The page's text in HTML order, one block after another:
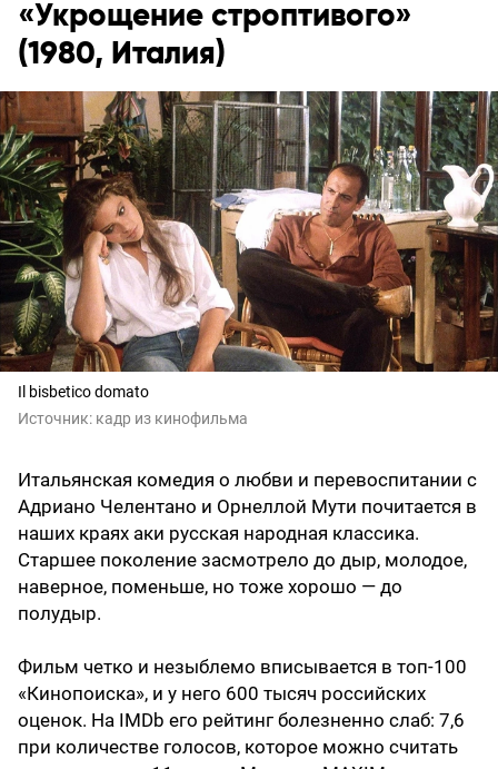
«Укрощение строптивого»
(1980, Италия)
Il bisbetico domato
Источник: кадр из кинофильма
Итальянская комедия о любви и перевоспитании с
Адриано Челентано и Орнеллой Мути почитается в
наших краях аки русская народная классика.
Старшее поколение засмотрело до дыр, молодое,
наверное, поменьше, но тоже хорошо — до
полудыр.
Фильм четко и незыблемо вписывается в топ-100
«Кинопоиска», и у него 600 тысяч российских
оценок. На IMDb его рейтинг болезненно слаб: 7,6
при количестве голосов, которое можно считать